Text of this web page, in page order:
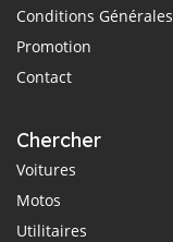
Conditions Générales
Promotion
Contact
Chercher
Voitures
Motos
Utilitaires